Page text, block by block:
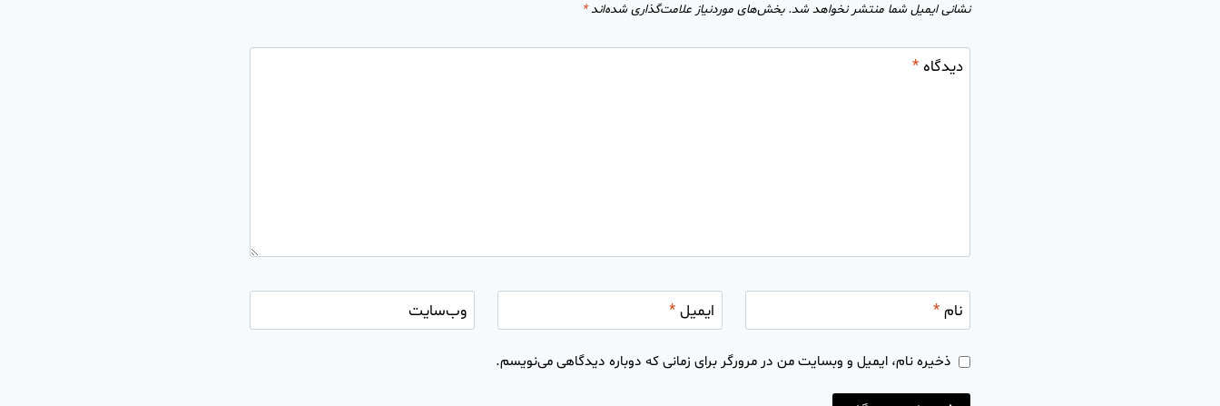
نشانی ایمیل شما منتشر نخواهد شد. بخش‌های موردنیاز علامت‌گذاری شده‌اند*
دیدگاه*
نام* ایمیل * وب‌سایت
ذخیره نام، ایمیل و وبسایت من در مرورگر برای زمانی که دوباره دیدگاهی می‌نویسم.